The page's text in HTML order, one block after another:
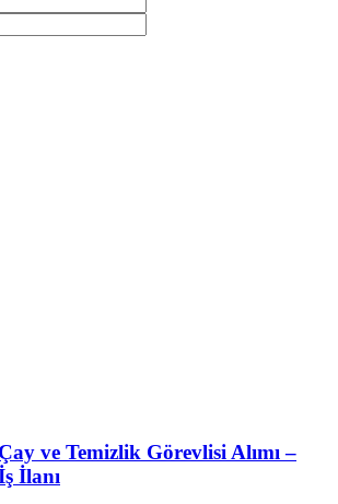
ve Temizlik Görevlisi Alımı –
İlanı